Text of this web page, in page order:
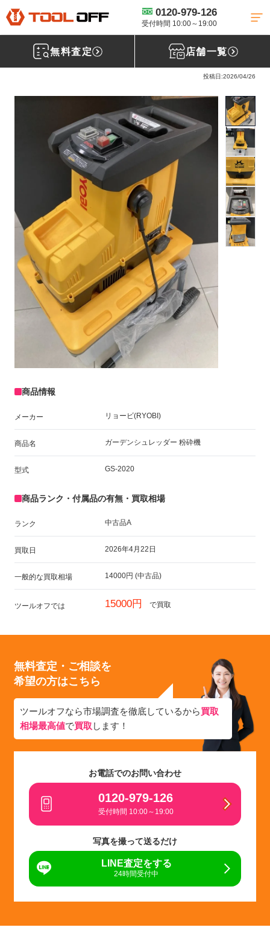
0120-979-126
受付時間 10:00～19:00
無料査定 店舗一覧
工具買取TOP 農機具買取 粉砕機・チッパー買取
【買取実績】
RYOBI ガーデンシュレッダー 粉砕機 GS-2020［栃木県宇都宮市］
リョービ(RYOBI) ガーデンシュレッダー 粉砕機 GS-2020
投稿日:2026/04/26
商品情報
メーカー リョービ(RYOBI)
商品名 ガーデンシュレッダー 粉砕機
型式 GS-2020
商品ランク・付属品の有無・買取相場
ランク 中古品A
買取日 2026年4月22日
一般的な買取相場 14000円 (中古品)
ツールオフでは 15000円 で買取
無料査定・ご相談を
希望の方はこちら
ツールオフなら市場調査を徹底しているから買取
相場最高値で買取 します！
お電話でのお問い合わせ
0120-979-126
受付時間 10:00～19:00
写真を撮って送るだけ
LINE査定をする
24時間受付中